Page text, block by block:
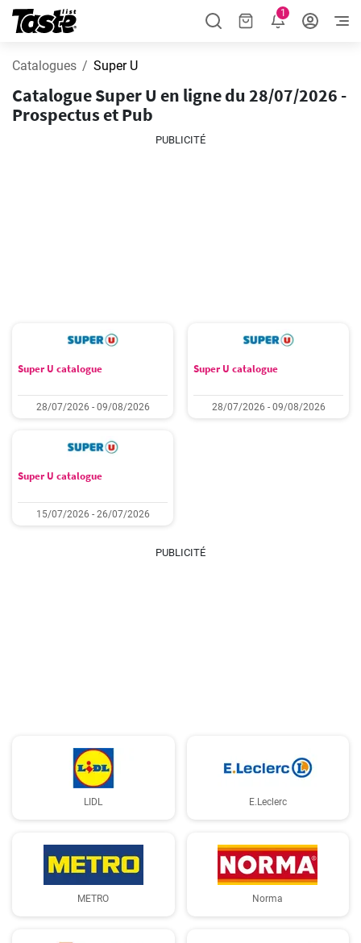
1
Catalogues Super U
Catalogue Super U en ligne du 28/07/2026 -
Prospectus et Pub
PUBLICITÉ
Super U catalogue
28/07/2026 - 09/08/2026
Super U catalogue
28/07/2026 - 09/08/2026
Super U catalogue
15/07/2026 - 26/07/2026
PUBLICITÉ
LIDL E.Leclerc
METRO Norma